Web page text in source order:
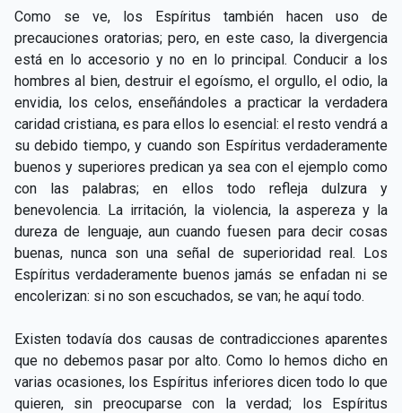
Como se ve, los Espíritus también hacen uso de
precauciones oratorias; pero, en este caso, la divergencia
está en lo accesorio y no en lo principal. Conducir a los
hombres al bien, destruir el egoísmo, el orgullo, el odio, la
envidia, los celos, enseñándoles a practicar la verdadera
caridad cristiana, es para ellos lo esencial: el resto vendrá a
su debido tiempo, y cuando son Espíritus verdaderamente
buenos y superiores predican ya sea con el ejemplo como
con las palabras; en ellos todo refleja dulzura y
benevolencia. La irritación, la violencia, la aspereza y la
dureza de lenguaje, aun cuando fuesen para decir cosas
buenas, nunca son una señal de superioridad real. Los
Espíritus verdaderamente buenos jamás se enfadan ni se
encolerizan: si no son escuchados, se van; he aquí todo.
Existen todavía dos causas de contradicciones aparentes
que no debemos pasar por alto. Como lo hemos dicho en
varias ocasiones, los Espíritus inferiores dicen todo lo que
quieren, sin preocuparse con la verdad; los Espíritus